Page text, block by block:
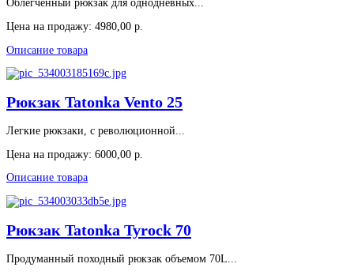
Облегченный рюкзак для однодневных...
Цена на продажу: 4980,00 р.
Описание товара
Рюкзак Tatonka Vento 25
Легкие рюкзаки, с революционной...
Цена на продажу: 6000,00 р.
Описание товара
Рюкзак Tatonka Tyrock 70
Продуманный походный рюкзак объемом 70L...